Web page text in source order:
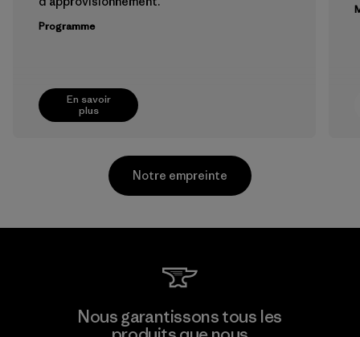
En savoir
plus
Programme
Formosa Textil
Notre empreinte
Nous garantissons tous les